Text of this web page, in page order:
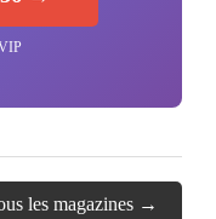
les magazines →